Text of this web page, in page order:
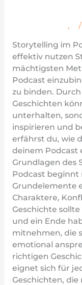
, /
Storytelling im
effektiv nutzen
mächtigsten
Podcast
zu binden.
Geschichten
unterhalten,
inspirieren und
erfährst du, wie
deinem Podcast
Grundlagen des
Podcast beginnt
Grundelemente
Charaktere,
Geschichte
und ein Ende
mitnehmen, die
emotional
richtigen
eignet sich für
Geschichten,